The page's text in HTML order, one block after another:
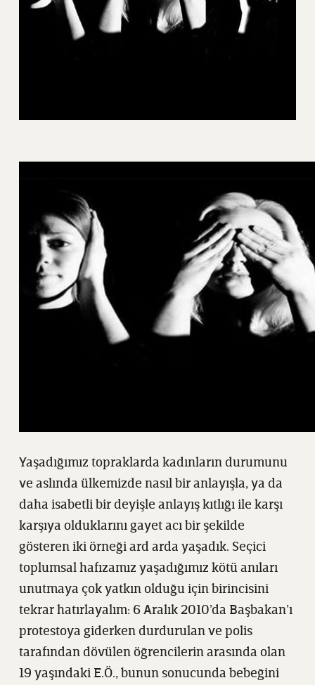
Yaşadığımız topraklarda kadınların durumunu
ve aslında ülkemizde nasıl bir anlayışla, ya da
daha isabetli bir deyişle anlayış kıtlığı ile karşı
karşıya olduklarını gayet acı bir şekilde
gösteren iki örneği ard arda yaşadık. Seçici
toplumsal hafızamız yaşadığımız kötü anıları
unutmaya çok yatkın olduğu için birincisini
tekrar hatırlayalım: 6 Aralık 2010’da Başbakan’ı
protestoya giderken durdurulan ve polis
tarafından dövülen öğrencilerin arasında olan
19 yaşındaki E.Ö., bunun sonucunda bebeğini